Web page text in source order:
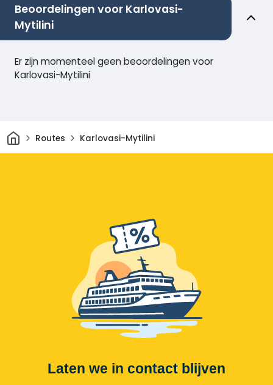
Beoordelingen voor Karlovasi-
Mytilini
Er zijn momenteel geen beoordelingen voor
Karlovasi-Mytilini
ThuisRoutes Karlovasi-Mytilini
Laten we in contact blijven